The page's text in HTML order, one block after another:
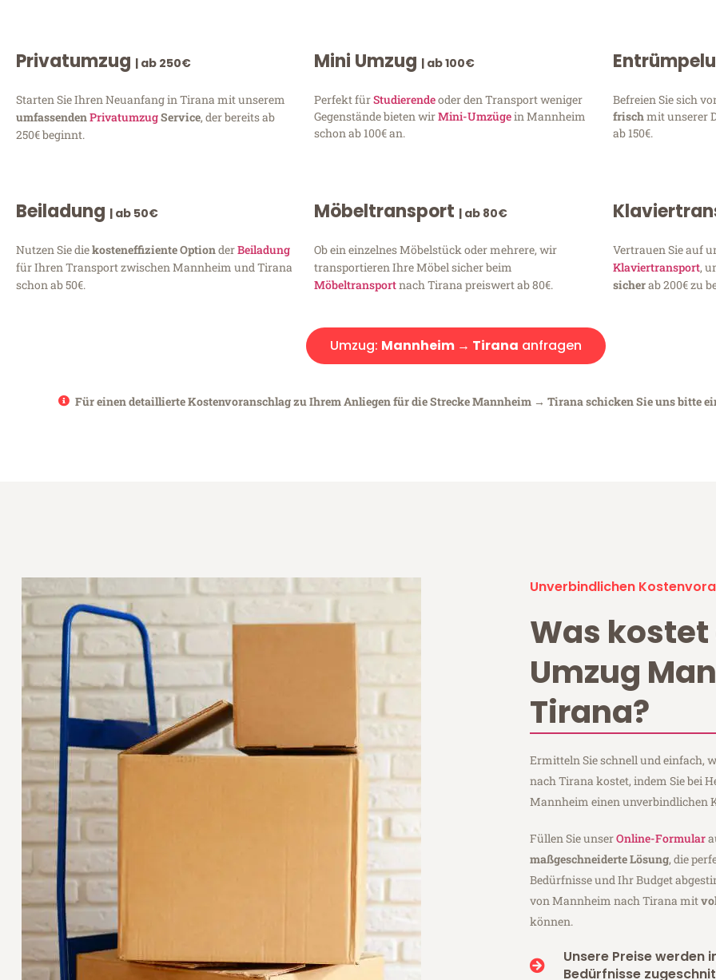
Privatumzug | ab 250€
Starten Sie Ihren Neuanfang in Tirana mit unserem
umfassendenPrivatumzugService, der bereits ab
250€ beginnt.
Mini Umzug | ab 100€
Perfekt fürStudierendeoder den Transport weniger
Gegenstände bieten wirMini-Umzügein Mannheim
schon ab 100€ an.
Befreien Sie sich
frischmit unserer
ab 150€.
Beiladung | ab 50€
Nutzen Sie diekosteneffiziente OptionderBeiladung
für Ihren Transport zwischen Mannheim und Tirana
schon ab 50€.
Möbeltransport | ab 80€
Ob ein einzelnes Möbelstück oder mehrere, wir
transportieren Ihre Möbel sicher beim
Möbeltransportnach Tirana preiswert ab 80€.
Vertrauen Sie auf
Klaviertransport,
sicherab 200€ zu
Umzug: Mannheim → Tirana anfragen
Für einen detaillierte Kostenvoranschlag zu Ihrem Anliegen für die Strecke Mannheim → Tirana schicken Sie uns bitte
Unverbindlichen
Was kostet
Umzug
Tirana?
Ermitteln Sie schnell und einfach,
nach Tirana kostet, indem Sie bei
Mannheim einen unverbindlichen
Füllen Sie unserOnline-Formular
maßgeschneiderte Lösung, die
Bedürfnisse und Ihr Budget
von Mannheim nach Tirana mit
können.
Unsere Preise werden
Bedürfnisse